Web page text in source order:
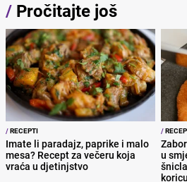
/ Pročitajte još
/RECEPTI
Imate li paradajz, paprike i malo
mesa? Recept za večeru koja
vraća u djetinjstvo
/
u
koricu